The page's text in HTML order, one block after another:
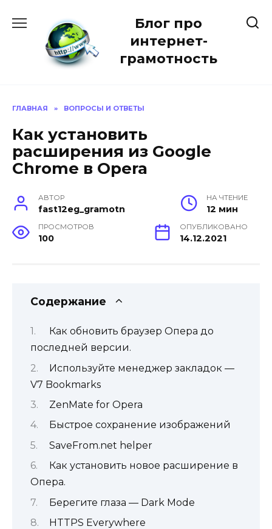
содержанию
Блог про
интернет-
грамотность
ГЛАВНАЯ » ВОПРОСЫ И ОТВЕТЫ
Как установить
расширения из Google
Chrome в Opera
АВТОР
fast12eg_gramotn
НА ЧТЕНИЕ
12 мин
ПРОСМОТРОВ
100
ОПУБЛИКОВАНО
14.12.2021
Содержание
Как обновить браузер Опера до
последней версии.
Используйте менеджер закладок —
V7 Bookmarks
ZenMate for Opera
Быстрое сохранение изображений
SaveFrom.net helper
Как установить новое расширение в
Опера.
Берегите глаза — Dark Mode
HTTPS Everywhere